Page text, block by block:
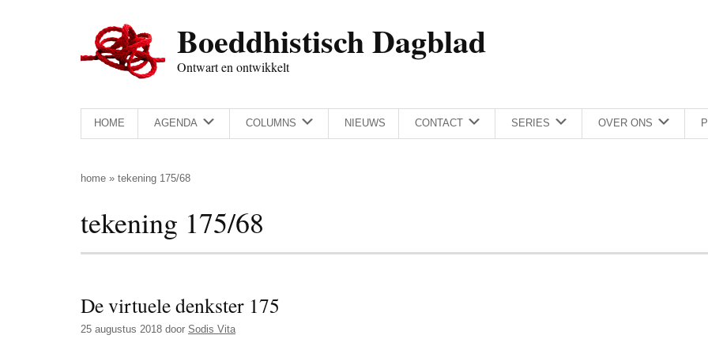
Boeddhistisch Dagblad
Ontwart en ontwikkelt
HOME AGENDA COLUMNS NIEUWS CONTACT SERIES OVER ONS
home » tekening 175/68
tekening 175/68
De virtuele denkster 175
25 augustus 2018 door Sodis Vita